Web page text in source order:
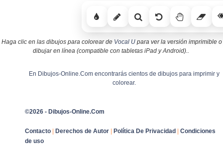
Haga clic en las dibujos para colorear de Vocal Upara ver la versión imprimible o
dibujar en línea (compatible con tabletas iPad y Android)..
En Dibujos-Online.Com encontrarás cientos de dibujos para imprimir y
colorear.
©2026 - Dibujos-Online.Com
Contacto | Derechos de Autor | Política De Privacidad | Condiciones
de uso